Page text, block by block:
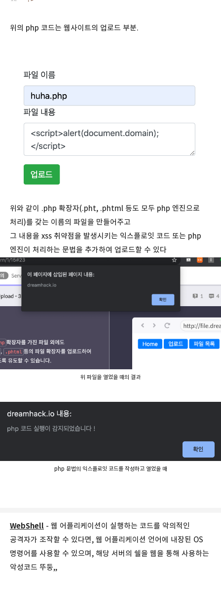
위의 php 코드는 웹사이트의 업로드 부분.
위와 같이 .php 확장자(.pht, .phtml 등도 모두 php 엔진으로
처리)를 갖는 이름의 파일을 만들어주고
그 내용을 xss 취약점을 발생시키는 익스플로잇 코드 또는 php
엔진이 처리하는 문법을 추가하여 업로드할 수 있다
위 파일을 열었을 때의 결과
php 문법의 익스플로잇 코드를 작성하고 열었을 때
WebShell - 웹 어플리케이션이 실행하는 코드를 악의적인
공격자가 조작할 수 있다면, 웹 어플리케이션 언어에 내장된 OS
명령어를 사용할 수 있으며, 해당 서버의 쉘을 웹을 통해 사용하는
악성코드 뚜둥,,